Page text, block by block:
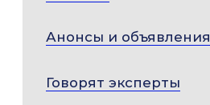
Анонсы и объявления
Говорят эксперты